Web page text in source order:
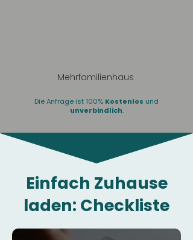
Mehrfamilienhaus
Die Anfrage ist 100% Kostenlos und
unverbindlich.
Einfach Zuhause
laden: Checkliste